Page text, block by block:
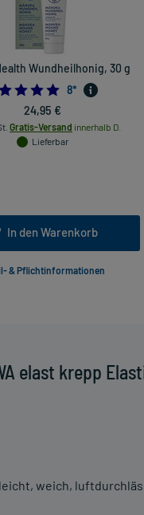
elast krepp
weich,
Wundheilhonig, 30 g
4.875
8*
24,95 €
Gratis-Versand innerhalb D.
Lieferbar
In den Warenkorb
& Pflichtinformationen